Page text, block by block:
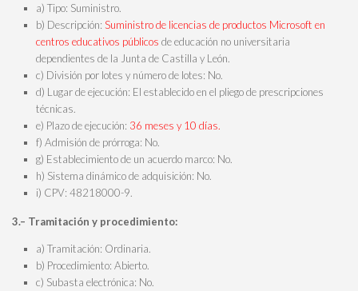
a) Tipo: Suministro.
b) Descripción: Suministro de licencias de productos Microsoft en
centros educativos públicos de educación no universitaria
dependientes de la Junta de Castilla y León.
c) División por lotes y número de lotes: No.
d) Lugar de ejecución: El establecido en el pliego de prescripciones
técnicas.
e) Plazo de ejecución: 36 meses y 10 días.
f) Admisión de prórroga: No.
g) Establecimiento de un acuerdo marco: No.
h) Sistema dinámico de adquisición: No.
i) CPV: 48218000-9.
3.– Tramitación y procedimiento:
a) Tramitación: Ordinaria.
b) Procedimiento: Abierto.
c) Subasta electrónica: No.